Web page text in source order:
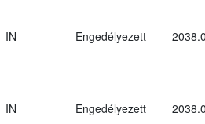
IN Engedélyezett
IN Engedélyezett